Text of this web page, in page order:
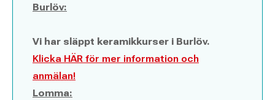
Burlöv:
Vi har släppt keramikkurser i Burlöv.
Klicka HÄR för mer information och
anmälan!
Lomma: